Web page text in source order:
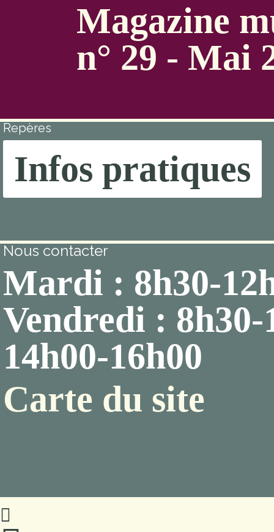
Magazine
n° 29 - Mai
Repères
Infos pratiques
Nous contacter
Mardi : 8h30-
Vendredi : 8h30-
14h00-16h00
Carte du site